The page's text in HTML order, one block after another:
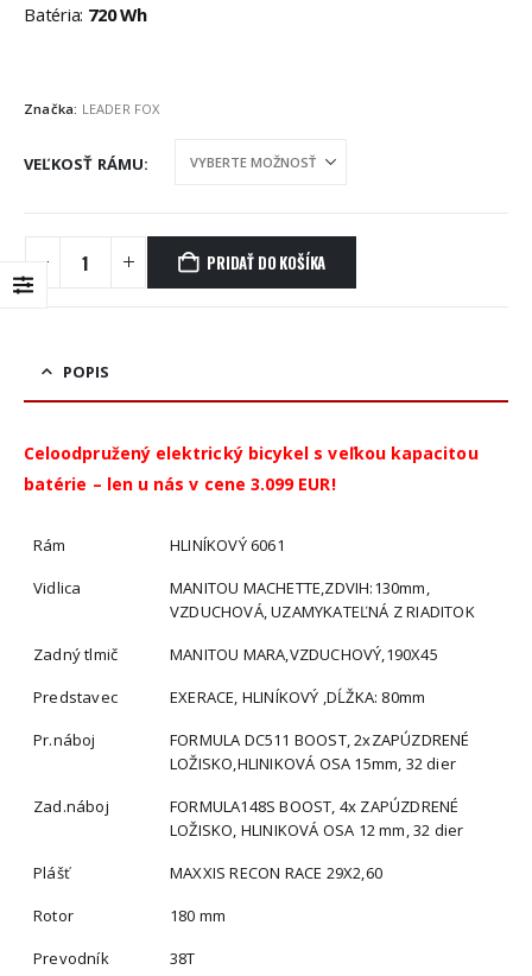
Batéria: 720 Wh
Značka: LEADER FOX
VEĽKOSŤ RÁMU
PRIDAŤ DO KOŠÍKA
POPIS
Celoodpružený elektrický bicykel s veľkou kapacitou
batérie – len u nás v cene 3.099 EUR!
Rám
HLINÍKOVÝ 6061
Vidlica
MANITOU MACHETTE,ZDVIH:130mm,
VZDUCHOVÁ, UZAMYKATEĽNÁ Z RIADITOK
Zadný tlmič
MANITOU MARA,VZDUCHOVÝ,190X45
Predstavec
EXERACE, HLINÍKOVÝ ,DĹŽKA: 80mm
Pr.náboj
FORMULA DC511 BOOST, 2xZAPÚZDRENÉ
LOŽISKO,HLINIKOVÁ OSA 15mm, 32 dier
Zad.náboj
FORMULA148S BOOST, 4x ZAPÚZDRENÉ
LOŽISKO, HLINIKOVÁ OSA 12 mm, 32 dier
Plášť
MAXXIS RECON RACE 29X2,60
Rotor
180 mm
Prevodník
38T